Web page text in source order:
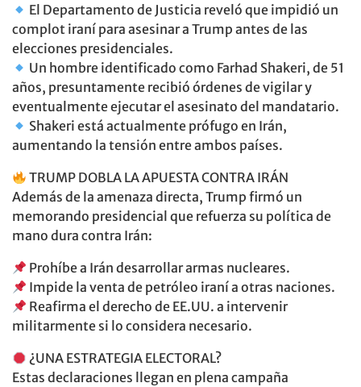
El Departamento de Justicia reveló que impidió un
complot iraní para asesinar a Trump antes de las
elecciones presidenciales.
Un hombre identificado como Farhad Shakeri, de 51
años, presuntamente recibió órdenes de vigilar y
eventualmente ejecutar el asesinato del mandatario.
Shakeri está actualmente prófugo en Irán,
aumentando la tensión entre ambos países.
TRUMP DOBLA LA APUESTA CONTRA IRÁN
Además de la amenaza directa, Trump firmó un
memorando presidencial que refuerza su política de
mano dura contra Irán:
Prohíbe a Irán desarrollar armas nucleares.
Impide la venta de petróleo iraní a otras naciones.
Reafirma el derecho de EE.UU. a intervenir
militarmente si lo considera necesario.
¿UNA ESTRATEGIA ELECTORAL?
Estas declaraciones llegan en plena campaña